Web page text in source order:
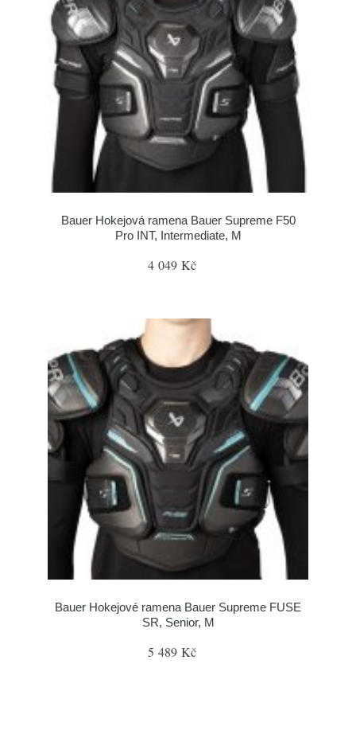
Bauer Hokejová ramena Bauer Supreme F50
Pro INT, Intermediate, M
4 049 Kč
Bauer Hokejové ramena Bauer Supreme FUSE
SR, Senior, M
5 489 Kč